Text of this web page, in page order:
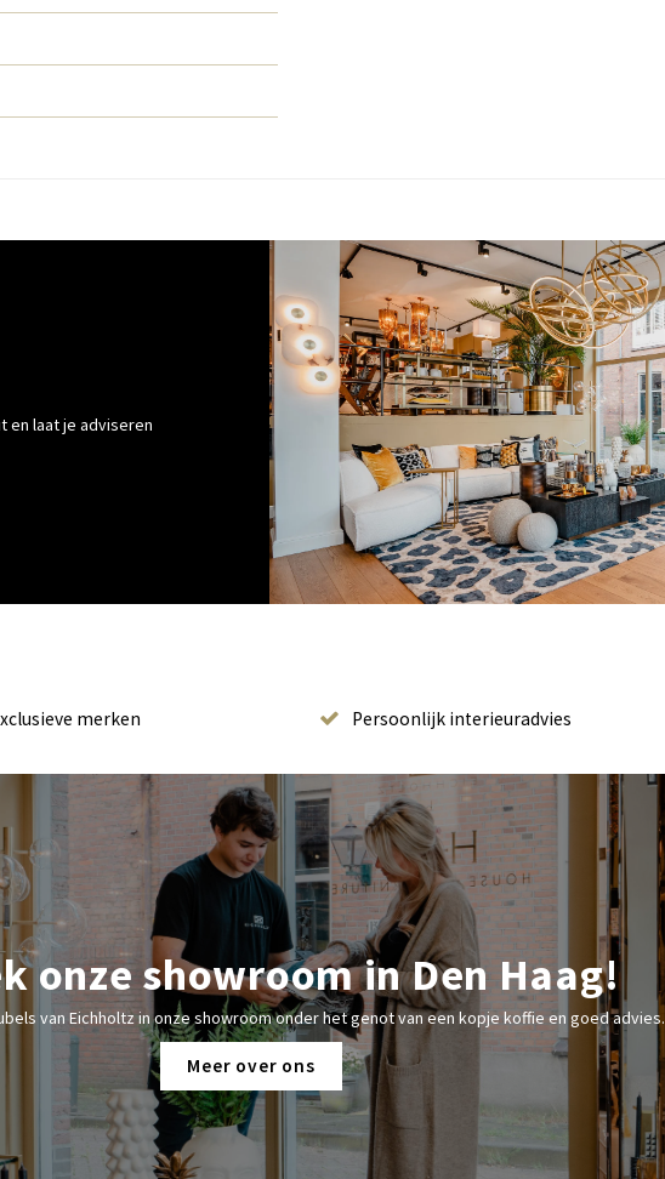
en laat je adviseren
merken Persoonlijk interieuradvies
onze showroom in Den Haag!
van Eichholtz in onze showroom onder het genot van een kopje koffie en goed advies.
Meer over ons